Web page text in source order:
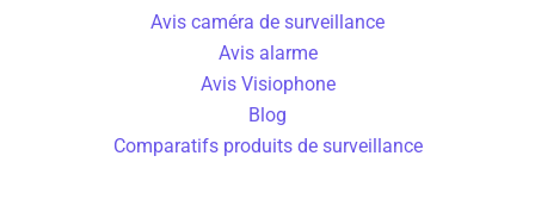
Avis caméra de surveillance
Avis alarme
Avis Visiophone
Blog
Comparatifs produits de surveillance